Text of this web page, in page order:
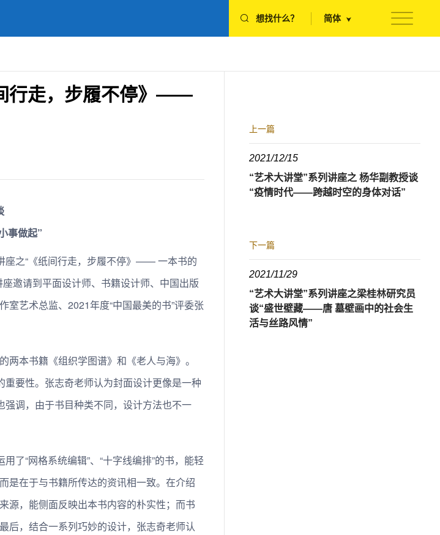
想找什么？ 简体
行走，步履不停》——
事做起”
座之“《纸间行走，步履不停》—— 一本书的
邀请到平面设计师、书籍设计师、中国出版
艺术总监、2021年度“中国最美的书”评委张
本书籍《组织学图谱》和《老人与海》。
要性。张志奇老师认为封面设计更像是一种
强调，由于书目种类不同，设计方法也不一
了“网格系统编辑”、“十字线编排”的书，能轻
是在于与书籍所传达的资讯相一致。在介绍
源，能侧面反映出本书内容的朴实性；而书
后，结合一系列巧妙的设计，张志奇老师认
上一篇
2021/12/15
“艺术大讲堂”系列讲座之 杨华副教授谈
“疫情时代——跨越时空的身体对话”
下一篇
2021/11/29
“艺术大讲堂”系列讲座之梁桂林研究员
谈“盛世壁藏——唐 墓壁画中的社会生
活与丝路风情”